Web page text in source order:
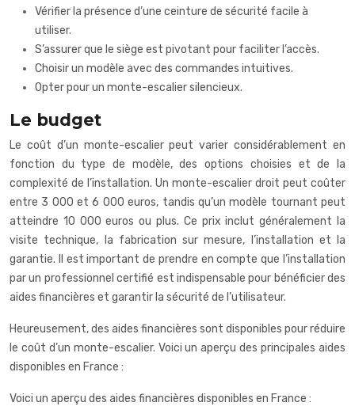
Vérifier la présence d’une ceinture de sécurité facile à
utiliser.
S’assurer que le siège est pivotant pour faciliter l’accès.
Choisir un modèle avec des commandes intuitives.
Opter pour un monte-escalier silencieux.
Le budget
Le coût d’un monte-escalier peut varier considérablement en
fonction du type de modèle, des options choisies et de la
complexité de l’installation. Un monte-escalier droit peut coûter
entre 3 000 et 6 000 euros, tandis qu’un modèle tournant peut
atteindre 10 000 euros ou plus. Ce prix inclut généralement la
visite technique, la fabrication sur mesure, l’installation et la
garantie. Il est important de prendre en compte que l’installation
par un professionnel certifié est indispensable pour bénéficier des
aides financières et garantir la sécurité de l’utilisateur.
Heureusement, des aides financières sont disponibles pour réduire
le coût d’un monte-escalier. Voici un aperçu des principales aides
disponibles en France :
Voici un aperçu des aides financières disponibles en France :